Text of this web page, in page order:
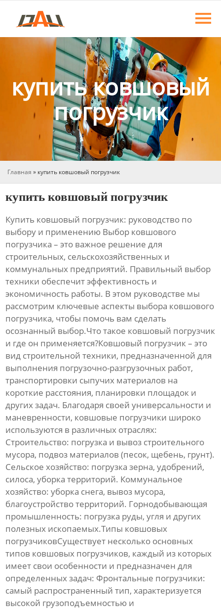
Главная
Продукция
Новости
Контакты
купить ковшовый
погрузчик
Главная » купить ковшовый погрузчик
купить ковшовый погрузчик
Купить ковшовый погрузчик: руководство по
выбору и применению Выбор ковшового
погрузчика – это важное решение для
строительных, сельскохозяйственных и
коммунальных предприятий. Правильный выбор
техники обеспечит эффективность и
экономичность работы. В этом руководстве мы
рассмотрим ключевые аспекты выбора ковшового
погрузчика, чтобы помочь вам сделать
осознанный выбор.Что такое ковшовый погрузчик
и где он применяется?Ковшовый погрузчик– это
вид строительной техники, предназначенной для
выполнения погрузочно-разгрузочных работ,
транспортировки сыпучих материалов на
короткие расстояния, планировки площадок и
других задач. Благодаря своей универсальности и
маневренности, ковшовые погрузчики широко
используются в различных отраслях:
Строительство: погрузка и вывоз строительного
мусора, подвоз материалов (песок, щебень, грунт).
Сельское хозяйство: погрузка зерна, удобрений,
силоса, уборка территорий. Коммунальное
хозяйство: уборка снега, вывоз мусора,
благоустройство территорий. Горнодобывающая
промышленность: погрузка руды, угля и других
полезных ископаемых.Типы ковшовых
погрузчиковСуществует несколько основных
типов ковшовых погрузчиков, каждый из которых
имеет свои особенности и предназначен для
определенных задач: Фронтальные погрузчики:
самый распространенный тип, характеризуется
высокой грузоподъемностью и